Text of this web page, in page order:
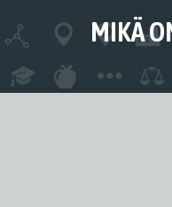
MIKÄ